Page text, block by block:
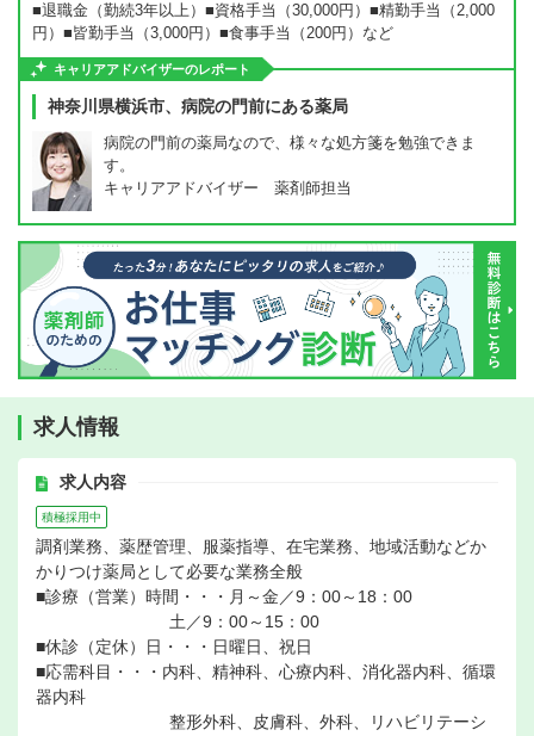
■退職金（勤続3年以上）■資格手当（30,000円）■精勤手当（2,000
円）■皆勤手当（3,000円）■食事手当（200円）など
キャリアアドバイザーのレポート
神奈川県横浜市、病院の門前にある薬局
病院の門前の薬局なので、様々な処方箋を勉強できま
す。
キャリアアドバイザー 薬剤師担当
求人情報
求人内容
積極採用中
調剤業務、薬歴管理、服薬指導、在宅業務、地域活動などか
かりつけ薬局として必要な業務全般
■診療（営業）時間・・・月～金／9：00～18：00
土／9：00～15：00
■休診（定休）日・・・日曜日、祝日
■応需科目・・・内科、精神科、心療内科、消化器内科、循環
器内科
整形外科、皮膚科、外科、リハビリテーシ